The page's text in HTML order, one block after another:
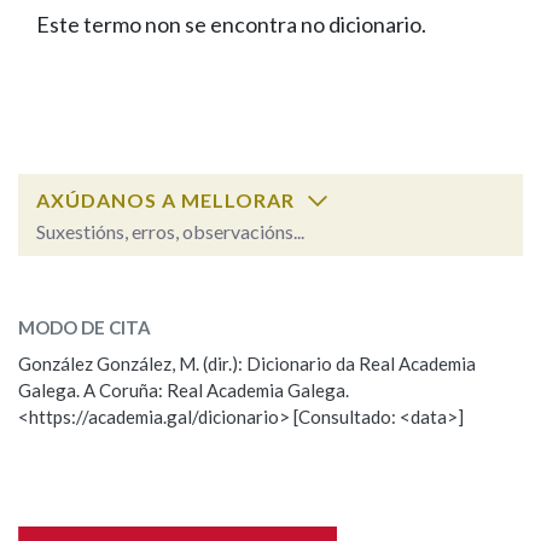
FIGURAS HOMENAXEADAS
PORTAL DAS PALABRAS
Facebook
TwitterYoutubeInstagram
Bluesky
BUSCAR NOS LEMAS
Remata por
BUSCAR NO CONTIDO
Nas definicións
Este termo non se encontra no dicionario.
AXÚDANOS A MELLORAR
Suxestións, erros, observacións...
Observación
Nome
MODO DE CITA
González González, M. (dir.): Dicionario da Real Academia
Galega. A Coruña: Real Academia Galega.
<https://academia.gal/dicionario> [Consultado: <data>]